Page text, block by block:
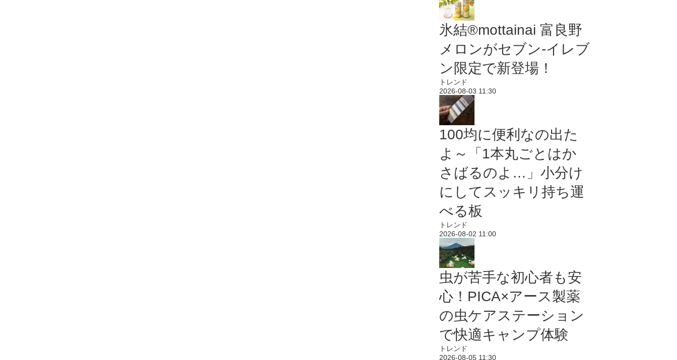
氷結®mottainai 富良野
メロンがセブン‐イレブ
ン限定で新登場！
トレンド
2026-08-03 11:30
100均に便利なの出た
よ～「1本丸ごとはか
さばるのよ…」小分け
にしてスッキリ持ち運
べる板
トレンド
2026-08-02 11:00
虫が苦手な初心者も安
心！PICA×アース製薬
の虫ケアステーション
で快適キャンプ体験
トレンド
2026-08-05 11:30